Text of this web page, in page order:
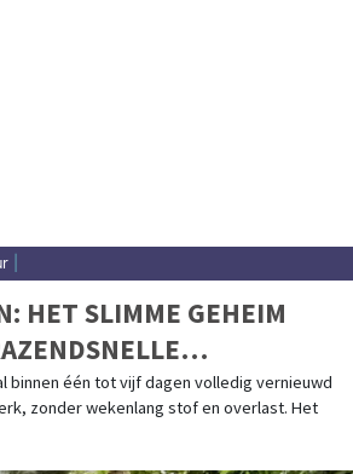
HET SLIMME GEHEIM
binnen één tot vijf dagen volledig vernieuwd
zonder wekenlang stof en overlast. Het